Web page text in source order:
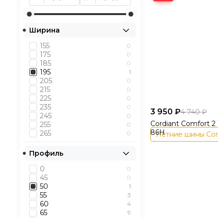
Устойчивость
Прямые
Быстрая
3 950 ₽4 740 ₽
Cordiant Comfort 2
86H
Летние шины
Ширина
155
0
175 0
185 0
195 1
205 0
215 0
225 0
235 0
245 0
255 0
265 0
Профиль
0
0
45 0
50 1
55 3
60 4
65 9